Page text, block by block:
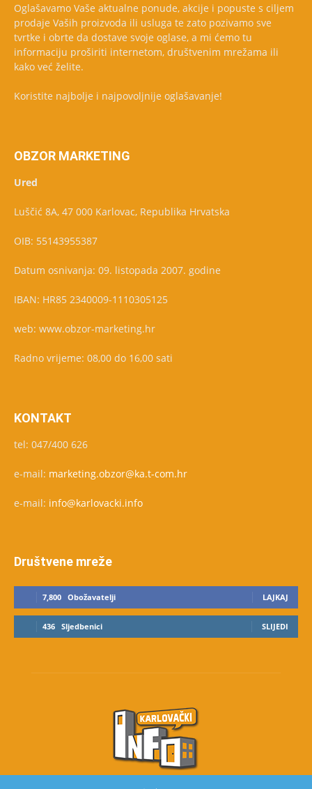
Oglašavamo Vaše aktualne ponude, akcije i popuste s ciljem
prodaje Vaših proizvoda ili usluga te zato pozivamo sve
tvrtke i obrte da dostave svoje oglase, a mi ćemo tu
informaciju proširiti internetom, društvenim mrežama ili
kako već želite.
Koristite najbolje i najpovoljnije oglašavanje!
OBZOR MARKETING
Ured
Luščić 8A, 47 000 Karlovac, Republika Hrvatska
OIB: 55143955387
Datum osnivanja: 09. listopada 2007. godine
IBAN: HR85 2340009-1110305125
web: www.obzor-marketing.hr
Radno vrijeme: 08,00 do 16,00 sati
KONTAKT
tel: 047/400 626
e-mail: marketing.obzor@ka.t-com.hr
e-mail: info@karlovacki.info
Društvene mreže
7,800 Obožavatelji LAJKAJ
436 Sljedbenici SLIJEDI